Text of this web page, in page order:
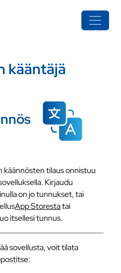
kääntäjä
tilaus onnistuu
Kirjaudu
on jo tunnukset, tai
App Storestatai
itsellesi tunnus.
sovellusta, voit tilata